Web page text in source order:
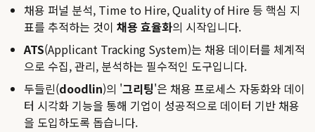
채용 퍼널 분석, Time to Hire, Quality of Hire 등 핵심 지
표를 추적하는 것이 채용 효율화의 시작입니다.
ATS(Applicant Tracking System)는 채용 데이터를 체계적
으로 수집, 관리, 분석하는 필수적인 도구입니다.
두들린(doodlin)의 '그리팅'은 채용 프로세스 자동화와 데이
터 시각화 기능을 통해 기업이 성공적으로 데이터 기반 채용
을 도입하도록 돕습니다.